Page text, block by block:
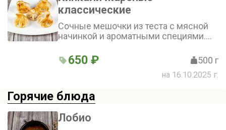
классические
Сочные мешочки из теста с мясной
начинкой и ароматными специями.
отличаются насыщенным вкусом.
Блюдо подают обжаренным, что
придаёт ему особую пикантность (5
650 ₽ 500 г
на 16.10.2025 г.
Горячие блюда
Лобио